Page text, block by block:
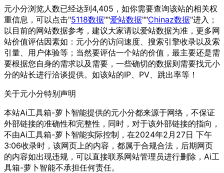
元小分浏览人数已经达到4,405，如你需要查询该站的相关权
重信息，可以点击"5118数据""爱站数据""Chinaz数据"进入；
以目前的网站数据参考，建议大家请以爱站数据为准，更多网
站价值评估因素如：元小分的访问速度、搜索引擎收录以及索
引量、用户体验等；当然要评估一个站的价值，最主要还是需
要根据您自身的需求以及需要，一些确切的数据则需要找元小
分的站长进行洽谈提供。如该站的IP、PV、跳出率等！
关于元小分特别声明
本站Ai工具箱-萝卜智能提供的元小分都来源于网络，不保证
外部链接的准确性和完整性，同时，对于该外部链接的指向，
不由Ai工具箱-萝卜智能实际控制，在2024年2月27日 下午
3:06收录时，该网页上的内容，都属于合规合法，后期网页
的内容如出现违规，可以直接联系网站管理员进行删除，Ai工
具箱-萝卜智能不承担任何责任。